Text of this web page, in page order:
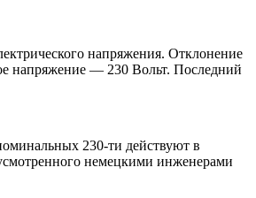
напряжения. Отклонение
напряжение — 230 Вольт. Последний
230-ти действуют в
немецкими инженерами